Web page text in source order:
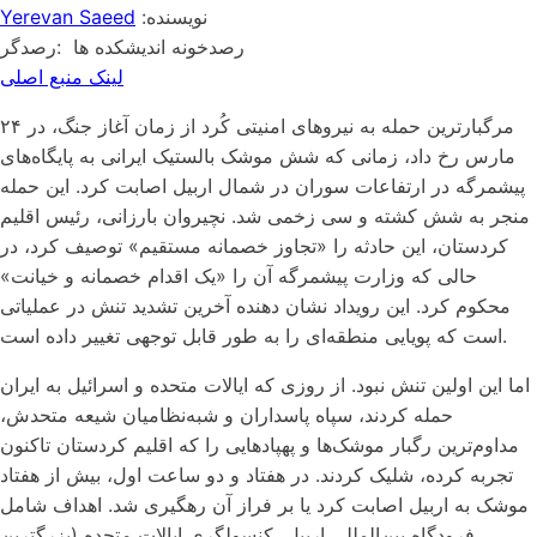
Yerevan Saeed :نویسنده
رصدخونه اندیشکده ها :رصدگر
لینک منبع اصلی
مرگبارترین حمله به نیروهای امنیتی کُرد از زمان آغاز جنگ، در ۲۴
مارس رخ داد، زمانی که شش موشک بالستیک ایرانی به پایگاه‌های
پیشمرگه در ارتفاعات سوران در شمال اربیل اصابت کرد. این حمله
منجر به شش کشته و سی زخمی شد. نچیروان بارزانی، رئیس اقلیم
کردستان، این حادثه را «تجاوز خصمانه مستقیم» توصیف کرد، در
حالی که وزارت پیشمرگه آن را «یک اقدام خصمانه و خیانت»
محکوم کرد. این رویداد نشان دهنده آخرین تشدید تنش در عملیاتی
است که پویایی منطقه‌ای را به طور قابل توجهی تغییر داده است.
اما این اولین تنش نبود. از روزی که ایالات متحده و اسرائیل به ایران
حمله کردند، سپاه پاسداران و شبه‌نظامیان شیعه متحدش،
مداوم‌ترین رگبار موشک‌ها و پهپادهایی را که اقلیم کردستان تاکنون
تجربه کرده، شلیک کردند. در هفتاد و دو ساعت اول، بیش از هفتاد
موشک به اربیل اصابت کرد یا بر فراز آن رهگیری شد. اهداف شامل